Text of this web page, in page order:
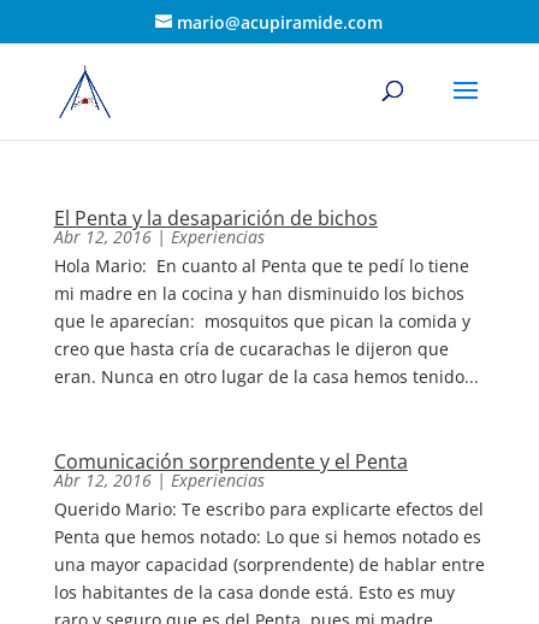
mario@acupiramide.com
El Penta y la desaparición de bichos
Abr 12, 2016| Experiencias
Hola Mario: En cuanto al Penta que te pedí lo tiene
mi madre en la cocina y han disminuido los bichos
que le aparecían: mosquitos que pican la comida y
creo que hasta cría de cucarachas le dijeron que
eran. Nunca en otro lugar de la casa hemos tenido...
Comunicación sorprendente y el Penta
Abr 12, 2016| Experiencias
Querido Mario: Te escribo para explicarte efectos del
Penta que hemos notado: Lo que si hemos notado es
una mayor capacidad (sorprendente) de hablar entre
los habitantes de la casa donde está. Esto es muy